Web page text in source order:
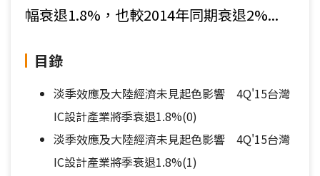
幅衰退1.8%，也較2014年同期衰退2%...
目錄
淡季效應及大陸經濟未見起色影響 4Q'15台灣
IC設計產業將季衰退1.8%(0)
淡季效應及大陸經濟未見起色影響 4Q'15台灣
IC設計產業將季衰退1.8%(1)